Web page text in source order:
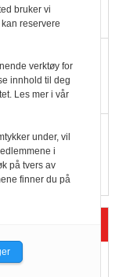
butikken
i
norske
bruker vi
reservere
verktøy for
innhold til deg
Les mer i vår
under, vil
i
på tvers av
finner du på